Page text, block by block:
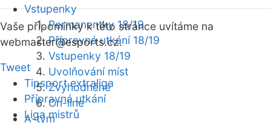
Vstupenky
Permanentky 18/19
Přípravná utkání 18/19
Vstupenky 18/19
Uvolňování míst
Zvýhodněné
On-line
A-tým
Vaše připomínky k této stránce uvítáme na
webmaster@esports.cz.
Tweet
Tipsport extraliga
Přípravná utkání
Liga mistrů